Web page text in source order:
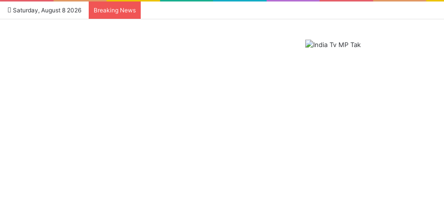
Saturday, August 8 2026 Breaking News